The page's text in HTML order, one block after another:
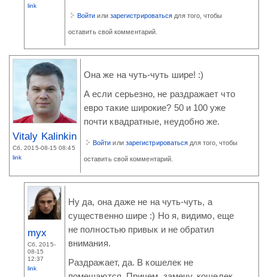
link
Войти или зарегистрироваться для того, чтобы
оставить свой комментарий.
Vitaly Kalinkin
Сб, 2015-08-15 08:45
link
Она же на чуть-чуть шире! :)
А если серьезно, не раздражает что
евро такие широкие? 50 и 100 уже
почти квадратные, неудобно же.
Войти или зарегистрироваться для того, чтобы
оставить свой комментарий.
myx
Сб, 2015-
08-15
12:37
link
Ну да, она даже не на чуть-чуть, а
существенно шире :) Но я, видимо, еще
не полностью привык и не обратил
внимания.
Раздражает, да. В кошелек не